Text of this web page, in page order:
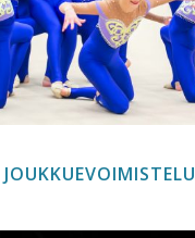
JOUKKUEVOIMISTELU